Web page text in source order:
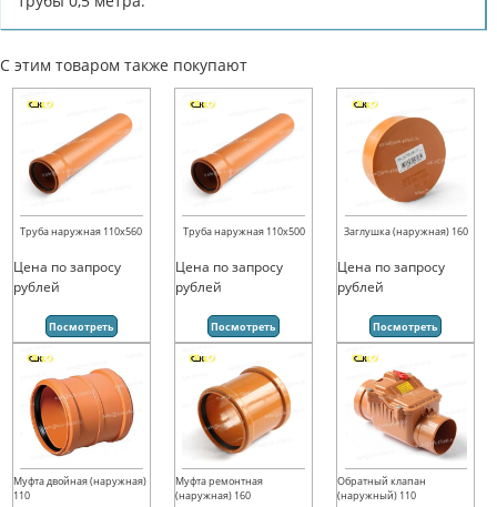
С этим товаром также покупают
Труба наружная 110х560
Цена по запросу
рублей
Посмотреть
Труба наружная 110х500
Цена по запросу
рублей
Посмотреть
Заглушка (наружная) 160
Цена по запросу
рублей
Посмотреть
Муфта двойная (наружная)
110
Муфта ремонтная
(наружная) 160
Обратный клапан
(наружный) 110